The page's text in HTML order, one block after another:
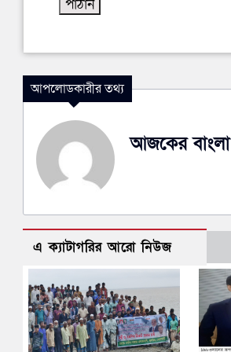
আপলোডকারীর তথ্য
আজকের বাংলা
এ ক্যাটাগরির আরো নিউজ